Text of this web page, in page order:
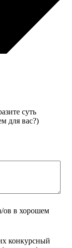
суть
для вас?)
ов в хорошем
конкурсный